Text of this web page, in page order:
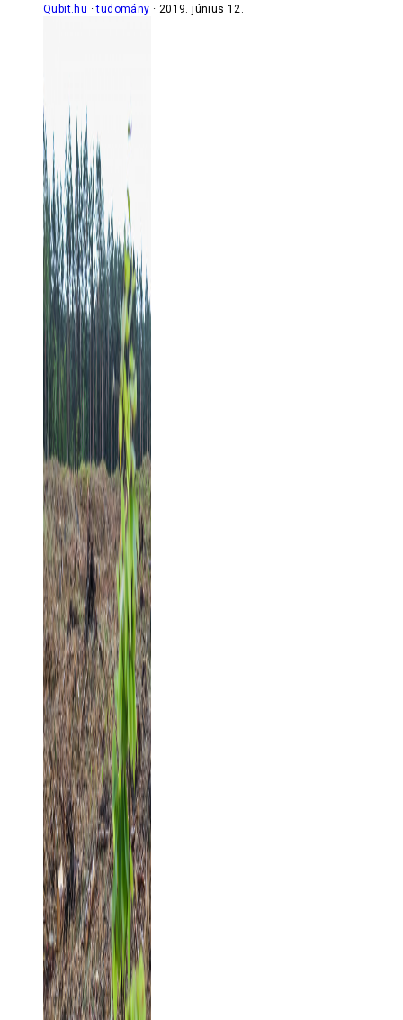
Qubit.hu tudomány 2019. június 12.